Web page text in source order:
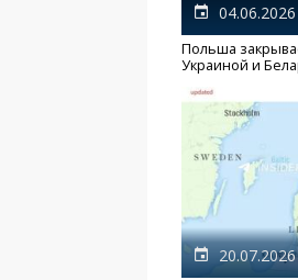
04.06.2026
Польша
Украиной и
20.07.2026